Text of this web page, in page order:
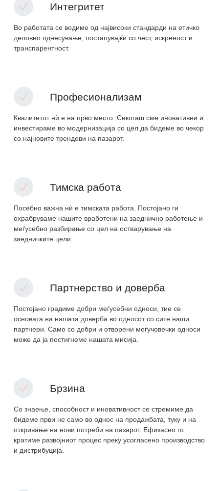
Интегритет
Во работата се водиме од највисоки стандарди на етичко
деловно однесување, постапувајќи со чест, искреност и
транспарентност.
Професионализам
Квалитетот нѝ е на прво место. Секогаш сме иновативни и
инвестираме во модернизација со цел да бидеме во чекор
со најновите трендови на пазарот.
Тимска работа
Посебно важна нѝ е тимската работа. Постојано ги
охрабруваме нашите вработени на заеднично работење и
меѓусебно разбирање со цел на остварување на
заедничките цели.
Партнерство и доверба
Постојано градиме добри меѓусебни односи, тие се
основата на нашата доверба во односот со сите наши
партнери. Само со добри и отворени меѓучовечки односи
може да ја постигнеме нашата мисија.
Брзина
Со знаење, способност и иновативност се стремиме да
бидеме први не само во однос на продажбата, туку и на
откривање на нови потреби на пазарот. Ефикасно го
кратиме развојниот процес преку усогласено производство
и дистрибуција.